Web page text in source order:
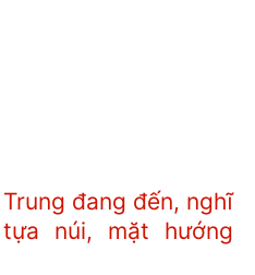
đang đến, nghĩ
núi, mặt hướng